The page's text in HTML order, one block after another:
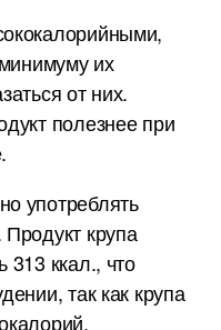
их
от них.
полезнее при
употреблять
крупа
313 ккал., что
так как крупа